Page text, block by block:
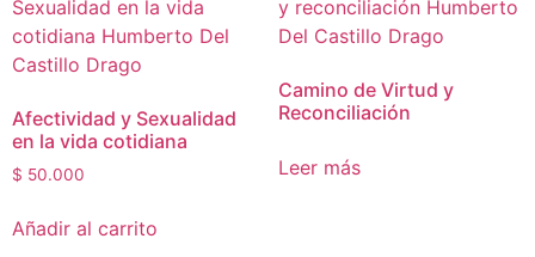
Afectividad y Sexualidad
en la vida cotidiana
$ 50.000
Añadir al carrito
Camino de Virtud y
Reconciliación
Leer más